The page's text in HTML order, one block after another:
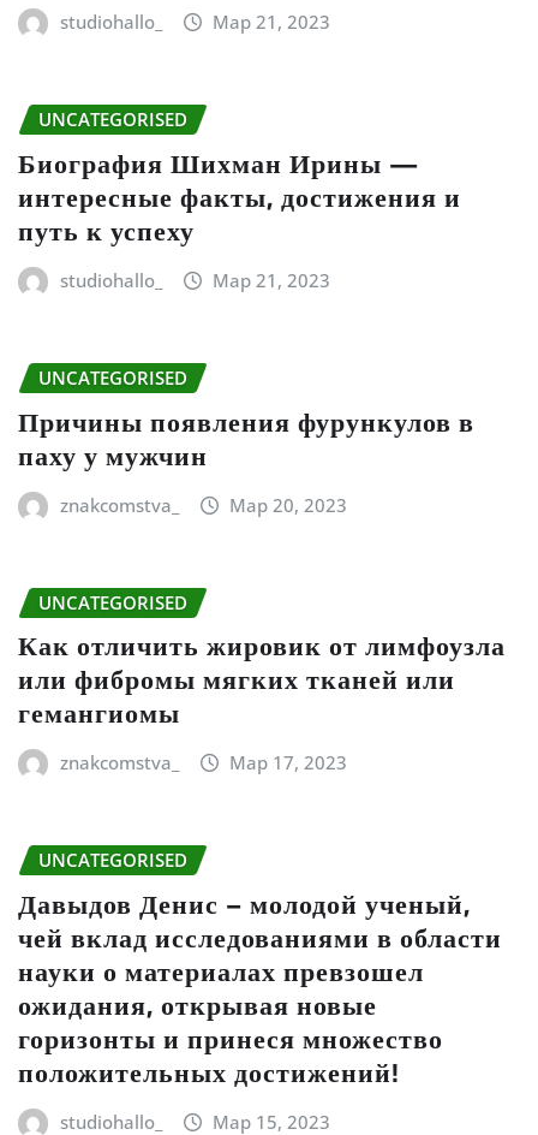
studiohallo_ Мар 21, 2023
UNCATEGORISED
Биография Шихман Ирины —
интересные факты, достижения и
путь к успеху
studiohallo_ Мар 21, 2023
UNCATEGORISED
Причины появления фурункулов в
паху у мужчин
znakcomstva_ Мар 20, 2023
UNCATEGORISED
Как отличить жировик от лимфоузла
или фибромы мягких тканей или
гемангиомы
znakcomstva_ Мар 17, 2023
UNCATEGORISED
Давыдов Денис – молодой ученый,
чей вклад исследованиями в области
науки о материалах превзошел
ожидания, открывая новые
горизонты и принеся множество
положительных достижений!
studiohallo_ Мар 15, 2023